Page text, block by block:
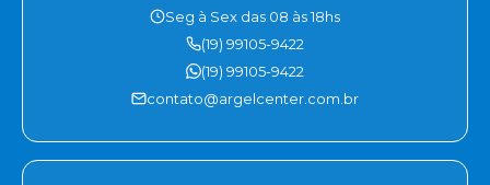
Seg à Sex das 08 às 18hs
(19) 99105-9422
(19) 99105-9422
contato@argelcenter.com.br